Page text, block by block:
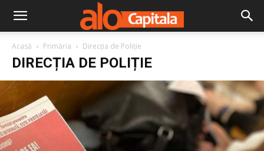
Acasă Primăria Direcția de Poliție
DIRECȚIA DE POLIȚIE